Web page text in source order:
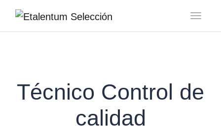
Técnico Control de
calidad